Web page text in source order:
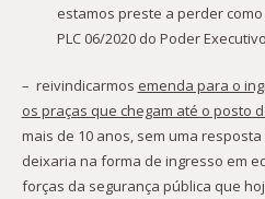
estamos preste a perder
PLC 06/2020 do Poder
– reivindicarmos emenda para o
os praças que chegam até o posto
mais de 10 anos, sem uma
deixaria na forma de ingresso em
forças da segurança pública que